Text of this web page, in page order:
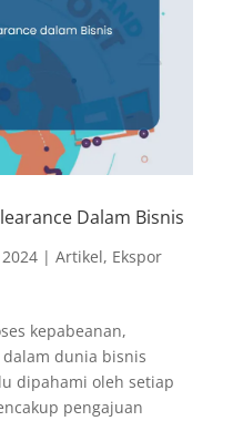
Dalam Bisnis
| Artikel, Ekspor
kepabeanan,
dunia bisnis
dipahami oleh setiap
pengajuan